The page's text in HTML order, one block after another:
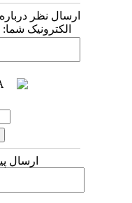
ارسال نظر درباره
الکترونیک شما:
ارسال